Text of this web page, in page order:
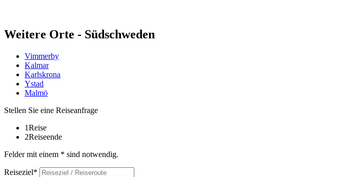
Weitere Orte - Südschweden
Vimmerby
Kalmar
Karlskrona
Ystad
Malmö
Stellen Sie eine Reiseanfrage
1Reise
2Reiseende
Felder mit einem * sind notwendig.
Reiseziel*